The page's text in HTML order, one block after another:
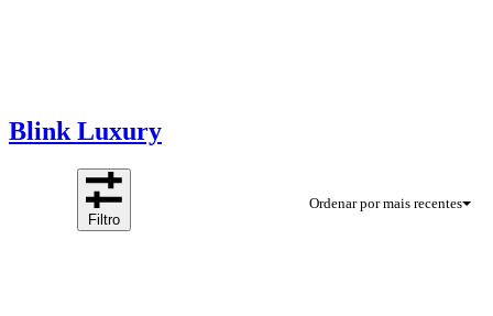
Blink Luxury
Ordenar por mais recentes
Filtro